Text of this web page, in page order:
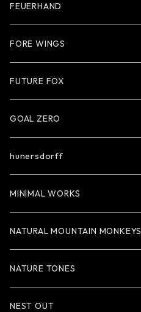
FEUERHAND
FORE WINGS
FUTURE FOX
GOAL ZERO
hunersdorff
MINIMAL WORKS
NATURAL MOUNTAIN MONKEYS
NATURE TONES
NEST OUT